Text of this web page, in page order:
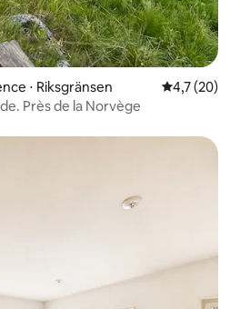
⋅ Riksgränsen Évaluation
4,7 (20)
Près de la Norvège